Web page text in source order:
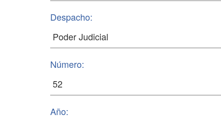
Despacho:
Número:
Año: